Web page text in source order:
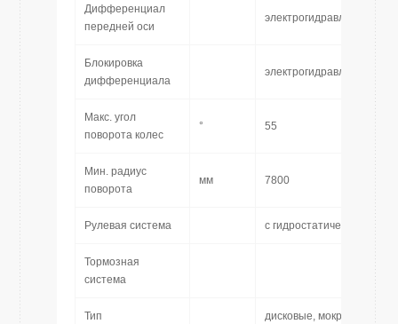
Дифференциал
передней оси
электрогидравлическое
Блокировка
дифференциала
электрогидравлическая
Макс. угол
поворота колес
° 55
Мин. радиус
поворота
мм 7800
Рулевая система с гидростатической
Тормозная
система
Тип дисковые, мокрые